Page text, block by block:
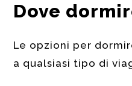
Dove
Le opzioni per
a qualsiasi tipo di